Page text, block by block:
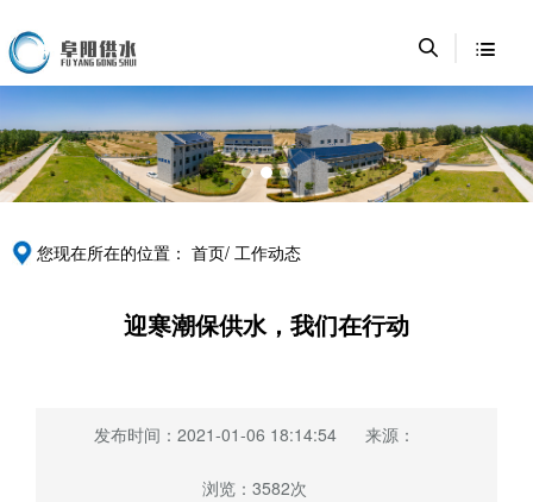
您现在所在的位置： 首页/ 工作动态
迎寒潮保供水，我们在行动
发布时间：2021-01-06 18:14:54 来源：
浏览：3582次